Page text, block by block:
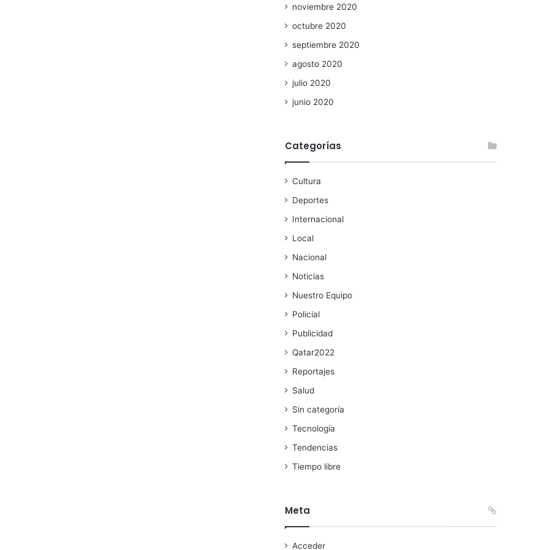
noviembre 2020
octubre 2020
septiembre 2020
agosto 2020
julio 2020
junio 2020
Categorías
Cultura
Deportes
Internacional
Local
Nacional
Noticias
Nuestro Equipo
Policial
Publicidad
Qatar2022
Reportajes
Salud
Sin categoría
Tecnología
Tendencias
Tiempo libre
Meta
Acceder